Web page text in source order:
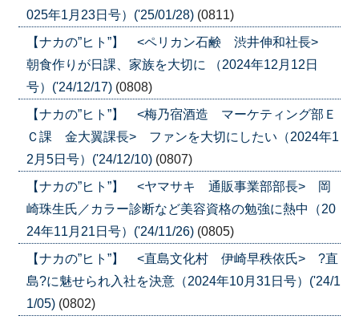
025年1月23日号）('25/01/28) (0811)
【ナカの”ヒト”】 <ペリカン石鹸 渋井伸和社長>
朝食作りが日課、家族を大切に （2024年12月12日
号）('24/12/17) (0808)
【ナカの”ヒト”】 <梅乃宿酒造 マーケティング部Ｅ
Ｃ課 金大翼課長> ファンを大切にしたい（2024年1
2月5日号）('24/12/10) (0807)
【ナカの”ヒト”】 <ヤマサキ 通販事業部部長> 岡
崎珠生氏／カラー診断など美容資格の勉強に熱中（20
24年11月21日号）('24/11/26) (0805)
【ナカの”ヒト”】 <直島文化村 伊崎早秩依氏> ?直
島?に魅せられ入社を決意（2024年10月31日号）('24/1
1/05) (0802)